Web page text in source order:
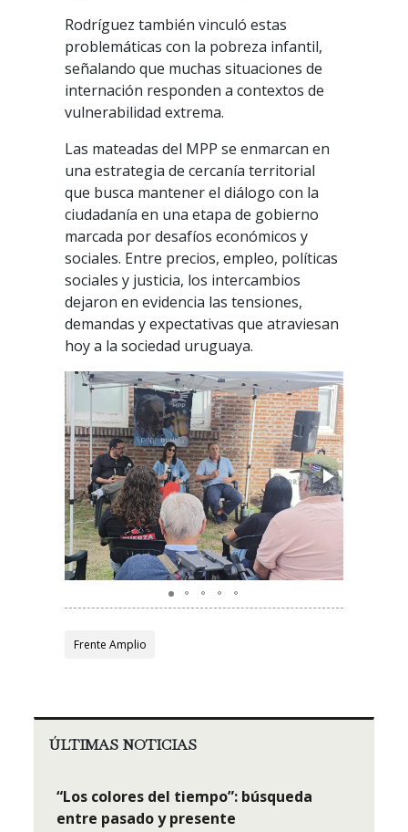
Rodríguez también vinculó estas
problemáticas con la pobreza infantil,
señalando que muchas situaciones de
internación responden a contextos de
vulnerabilidad extrema.
Las mateadas del MPP se enmarcan en
una estrategia de cercanía territorial
que busca mantener el diálogo con la
ciudadanía en una etapa de gobierno
marcada por desafíos económicos y
sociales. Entre precios, empleo, políticas
sociales y justicia, los intercambios
dejaron en evidencia las tensiones,
demandas y expectativas que atraviesan
hoy a la sociedad uruguaya.
Frente Amplio
ÚLTIMAS NOTICIAS
“Los colores del tiempo”: búsqueda
entre pasado y presente